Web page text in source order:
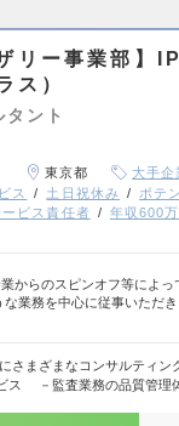
リー事業部】
ス）
ント
東京都 大手企
ス 土日祝休み
ポテ
ービス責任者 年収600
からのスピンオフ等によっ
な業務を中心に従事いただき
さまざまなコンサルティン
ス －監査業務の品質管